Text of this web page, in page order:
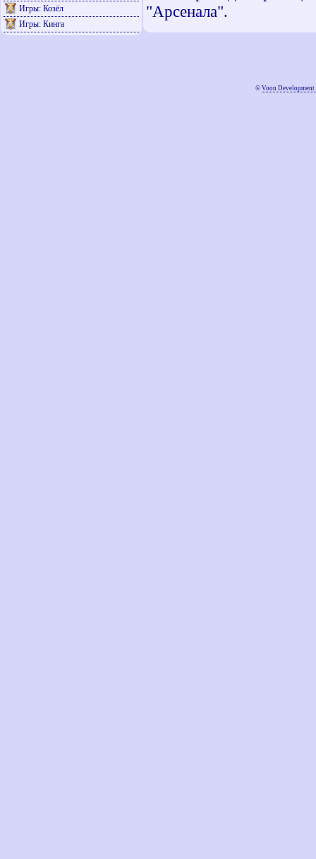
Игры: Козёл
Игры: Кинга
"Арсенала".
© Voon Development